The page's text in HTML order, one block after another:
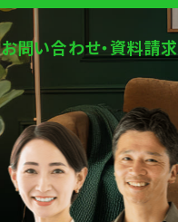
お問い合わせ・資料請求